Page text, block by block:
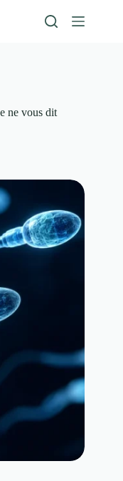
ne vous dit